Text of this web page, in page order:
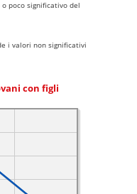
poco significativo del
i valori non significativi
con figli